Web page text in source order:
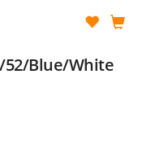
52/Blue/White